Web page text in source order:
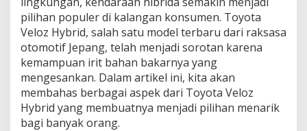
pilihan populer di kalangan konsumen. Toyota
Veloz Hybrid, salah satu model terbaru dari raksasa
otomotif Jepang, telah menjadi sorotan karena
kemampuan irit bahan bakarnya yang
mengesankan. Dalam artikel ini, kita akan
membahas berbagai aspek dari Toyota Veloz
Hybrid yang membuatnya menjadi pilihan menarik
bagi banyak orang.